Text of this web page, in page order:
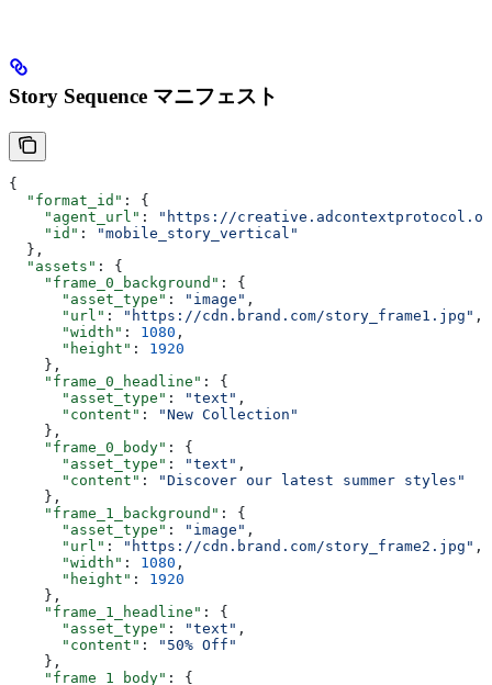
Story Sequence マニフェスト
{
  "format_id"
: {
    "agent_url"
:
"https://
    "id"
:
"mobile_story_vertical"
  },
  "assets"
: {
    "frame_0_background"
: {
      "asset_type"
: "image" ,
      "url"
: "https://cdn.brand.com/story_frame1.jpg" ,
      "width"
: 1080 ,
      "height"
: 1920
    },
    "frame_0_headline"
: {
      "asset_type"
: "text" ,
      "content"
:
"New Collection"
    },
    "frame_0_body"
: {
      "asset_type"
: "text" ,
      "content"
:
"Discover our latest summer styles"
    },
    "frame_1_background"
: {
      "asset_type"
: "image" ,
      "url"
: "https://cdn.brand.com/story_frame2.jpg" ,
      "width"
: 1080 ,
      "height"
: 1920
    },
    "frame_1_headline"
: {
      "asset_type"
: "text" ,
      "content"
:
"50% Off"
    },
    "frame_1_body"
: {